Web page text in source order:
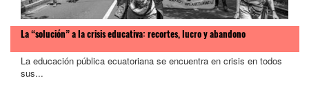
La “solución” a la crisis educativa: recortes, lucro y abandono
La educación pública ecuatoriana se encuentra en crisis en todos
sus...